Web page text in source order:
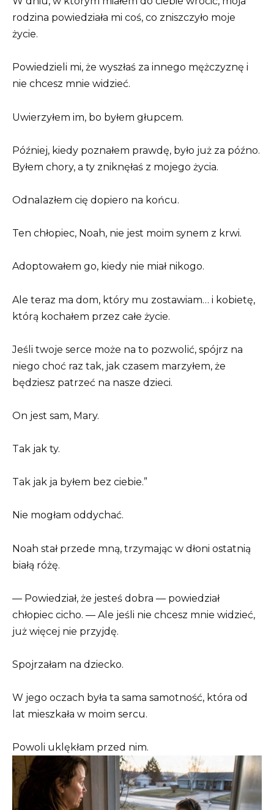
rodzina powiedziała mi coś, co zniszczyło moje
życie.
Powiedzieli mi, że wyszłaś za innego mężczyznę i
nie chcesz mnie widzieć.
Uwierzyłem im, bo byłem głupcem.
Później, kiedy poznałem prawdę, było już za późno.
Byłem chory, a ty zniknęłaś z mojego życia.
Odnalazłem cię dopiero na końcu.
Ten chłopiec, Noah, nie jest moim synem z krwi.
Adoptowałem go, kiedy nie miał nikogo.
Ale teraz ma dom, który mu zostawiam… i kobietę,
którą kochałem przez całe życie.
Jeśli twoje serce może na to pozwolić, spójrz na
niego choć raz tak, jak czasem marzyłem, że
będziesz patrzeć na nasze dzieci.
On jest sam, Mary.
Tak jak ty.
Tak jak ja byłem bez ciebie.”
Nie mogłam oddychać.
Noah stał przede mną, trzymając w dłoni ostatnią
białą różę.
— Powiedział, że jesteś dobra — powiedział
chłopiec cicho. — Ale jeśli nie chcesz mnie widzieć,
już więcej nie przyjdę.
Spojrzałam na dziecko.
W jego oczach była ta sama samotność, która od
lat mieszkała w moim sercu.
Powoli uklękłam przed nim.